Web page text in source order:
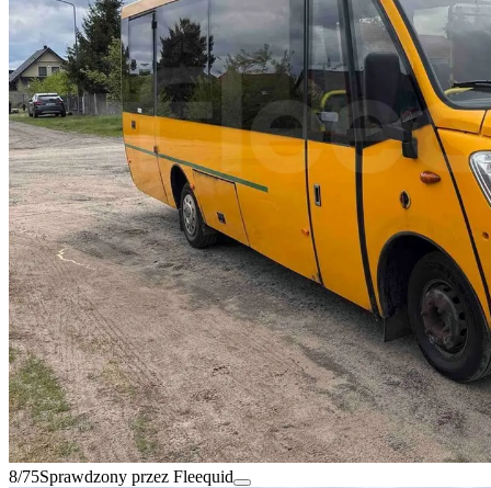
8/75Sprawdzony przez Fleequid